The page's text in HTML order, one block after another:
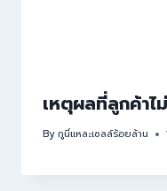
เหตุผลที่ลูกค้า
Byกูนี่แหละเซลล์ร้อยล้าน